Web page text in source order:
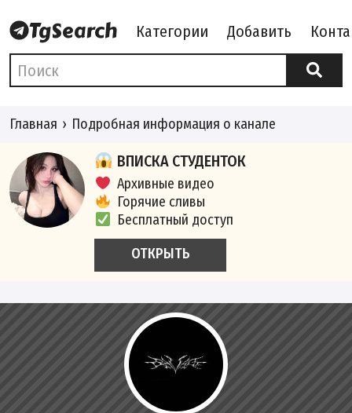
Категории Добавить
Главная Подробная информация о канале
ВПИСКА СТУДЕНТОК
Архивные видео
Горячие сливы
Бесплатный доступ
ОТКРЫТЬ